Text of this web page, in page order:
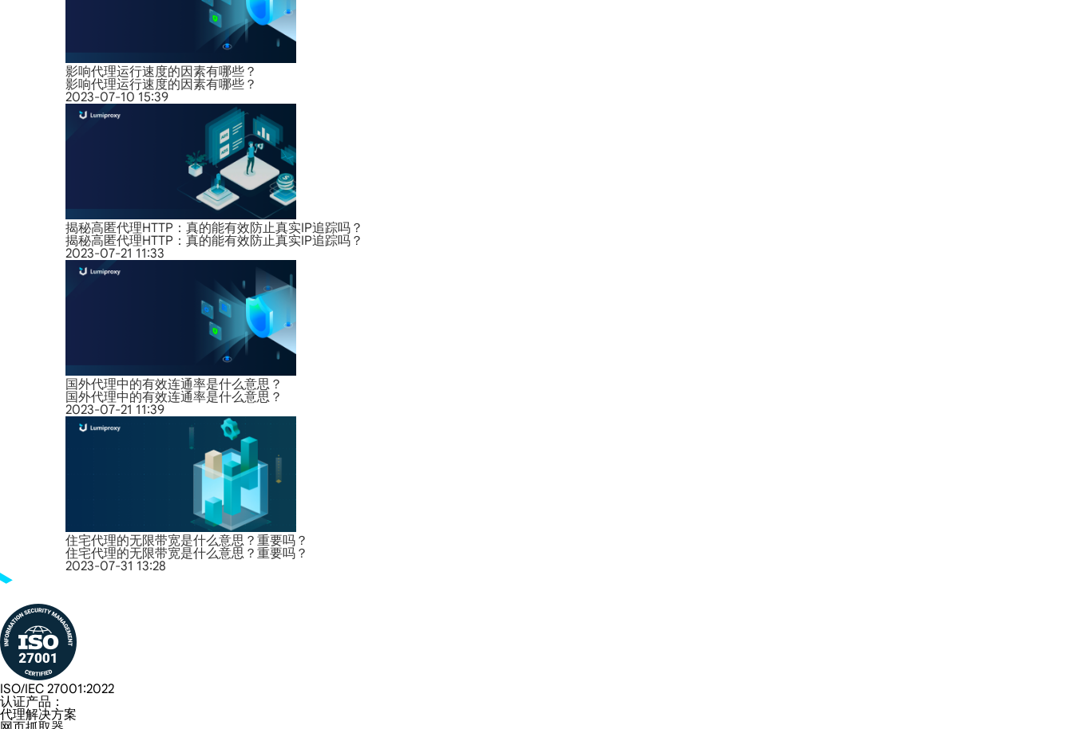
影响代理运行速度的因素有哪些？
影响代理运行速度的因素有哪些？
2023-07-10 15:39
揭秘高匿代理HTTP：真的能有效防止真实IP追踪吗？
揭秘高匿代理HTTP：真的能有效防止真实IP追踪吗？
2023-07-21 11:33
国外代理中的有效连通率是什么意思？
国外代理中的有效连通率是什么意思？
2023-07-21 11:39
住宅代理的无限带宽是什么意思？重要吗？
住宅代理的无限带宽是什么意思？重要吗？
2023-07-31 13:28
ISO/IEC 27001:2022
认证产品：
代理解决方案